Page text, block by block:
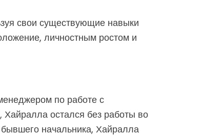
свои существующие навыки
личностным ростом и
по работе с
Хайралла остался без работы во
начальника, Хайралла